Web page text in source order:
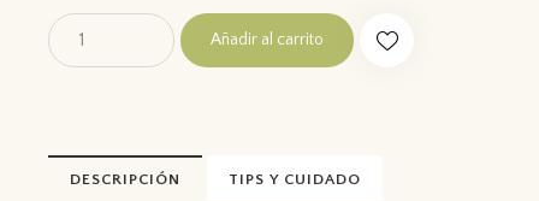
Añadir al carrito
DESCRIPCIÓN TIPS Y CUIDADO